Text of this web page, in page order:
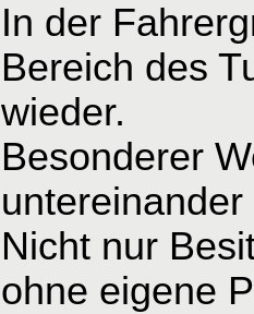
In der
Bereich des
wieder.
Besonderer
Nicht nur
ohne eigene